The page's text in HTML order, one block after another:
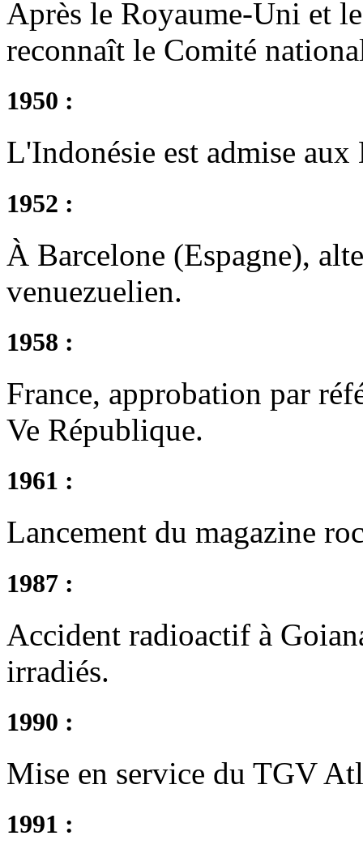
Après le Royaume-Uni et
reconnaît le Comité
1950 :
L'Indonésie est admise aux
1952 :
À Barcelone (Espagne),
venuezuelien.
1958 :
France, approbation par
Ve République.
1961 :
Lancement du magazine
1987 :
Accident radioactif à
irradiés.
1990 :
Mise en service du TGV
1991 :